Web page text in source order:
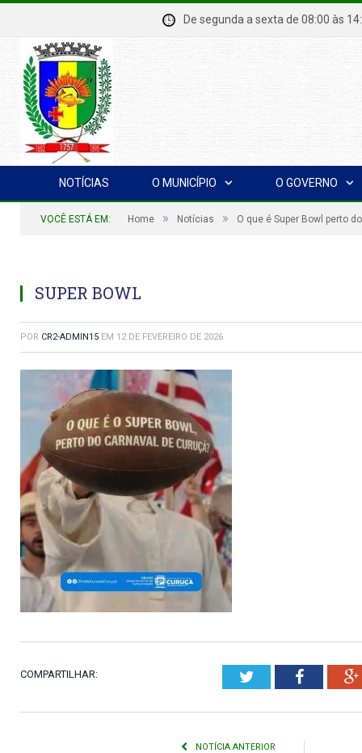
De segunda a sexta de 08:00
NOTÍCIAS O MUNICÍPIO O GOVERNO
VOCÊ ESTÁ EM: Home » Notícias » O que é Super Bowl perto
SUPER BOWL
POR CR2-ADMIN15 EM 12 DE FEVEREIRO DE 2026
COMPARTILHAR: Twitter
NOTÍCIA ANTERIOR